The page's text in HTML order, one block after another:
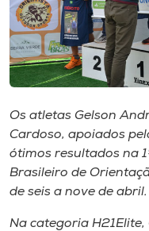
Museu
Unoesc
Selecione
Os atletas Gelson
Cardoso, apoiados
ótimos resultados na
Brasileiro de
de seis a nove de abril.
Na categoria